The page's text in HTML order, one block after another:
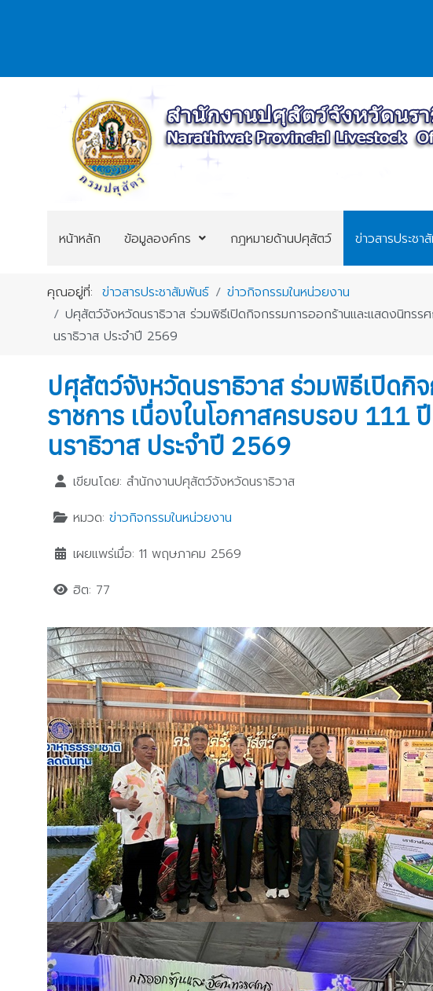
หน้าหลัก ข้อมูลองค์กร กฎหมายด้านปศุสัตว์ ข่าวสารประชา
คุณอยู่ที่:ข่าวสารประชาสัมพันธ์
ข่าวกิจกรรมในหน่วยงาน
ปศุสัตว์จังหวัดนราธิวาส ร่วมพิธีเปิดกิจกรรมการออกร้านและแสดงนิทรร
นราธิวาส ประจำปี 2569
ปศุสัตว์จังหวัดนราธิวาส ร่วมพิธีเปิดกิ
ราชการ เนื่องในโอกาสครบรอบ 111
นราธิวาส ประจำปี 2569
เขียนโดย: สำนักงานปศุสัตว์จังหวัดนราธิวาส
หมวด:ข่าวกิจกรรมในหน่วยงาน
เผยแพร่เมื่อ: 11 พฤษภาคม 2569
ฮิต: 77